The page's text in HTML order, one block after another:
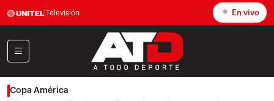
Televisión En vivo
Copa América